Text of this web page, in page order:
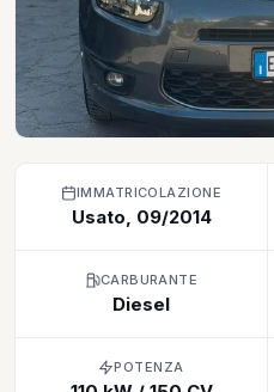
IMMATRICOLAZIONE
Usato, 09/2014
CARBURANTE
Diesel
POTENZA